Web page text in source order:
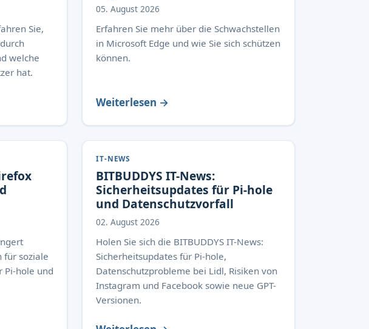
Sie,
welche
hat.
05. August 2026
Erfahren Sie mehr über die Schwachstellen
in Microsoft Edge und wie Sie sich schützen
können.
Weiterlesen →
für soziale
Pi-hole und
IT-NEWS
BITBUDDYS IT-News:
Sicherheitsupdates für Pi-hole
und Datenschutzvorfall
02. August 2026
Holen Sie sich die BITBUDDYS IT-News:
Sicherheitsupdates für Pi-hole,
Datenschutzprobleme bei Lidl, Risiken von
Instagram und Facebook sowie neue GPT-
Versionen.